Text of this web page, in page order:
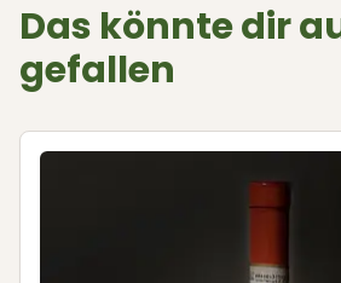
Das könnte dir
gefallen